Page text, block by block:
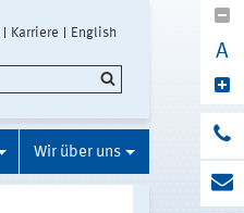
Karriere English
A
Wir über uns